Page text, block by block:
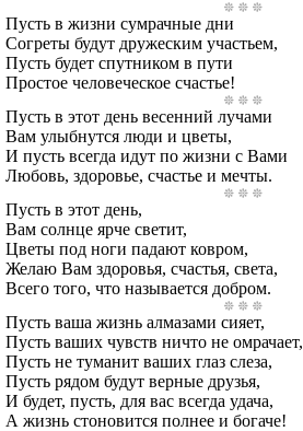
Пусть в жизни сумрачные дни
Согреты будут дружеским участьем,
Пусть будет спутником в пути
Простое человеческое счастье!
Пусть в этот день весенний лучами
Вам улыбнутся люди и цветы,
И пусть всегда идут по жизни с Вами
Любовь, здоровье, счастье и мечты.
Пусть в этот день,
Вам солнце ярче светит,
Цветы под ноги падают ковром,
Желаю Вам здоровья, счастья, света,
Всего того, что называется добром.
Пусть ваша жизнь алмазами сияет,
Пусть ваших чувств ничто не омрачает,
Пусть не туманит ваших глаз слеза,
Пусть рядом будут верные друзья,
И будет, пусть, для вас всегда удача,
А жизнь стоновится полнее и богаче!